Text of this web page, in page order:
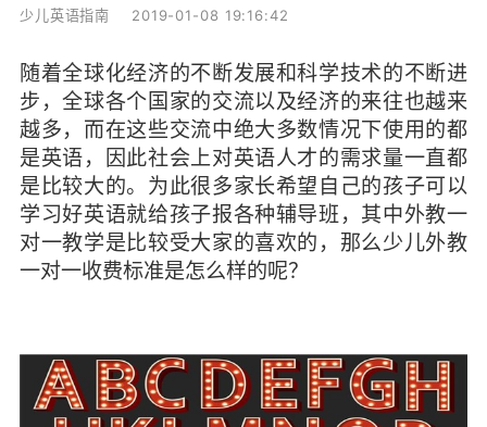
少儿英语指南 2019-01-08 19:16:42
随着全球化经济的不断发展和科学技术的不断进
步，全球各个国家的交流以及经济的来往也越来
越多，而在这些交流中绝大多数情况下使用的都
是英语，因此社会上对英语人才的需求量一直都
是比较大的。为此很多家长希望自己的孩子可以
学习好英语就给孩子报各种辅导班，其中外教一
对一教学是比较受大家的喜欢的，那么少儿外教
一对一收费标准是怎么样的呢？